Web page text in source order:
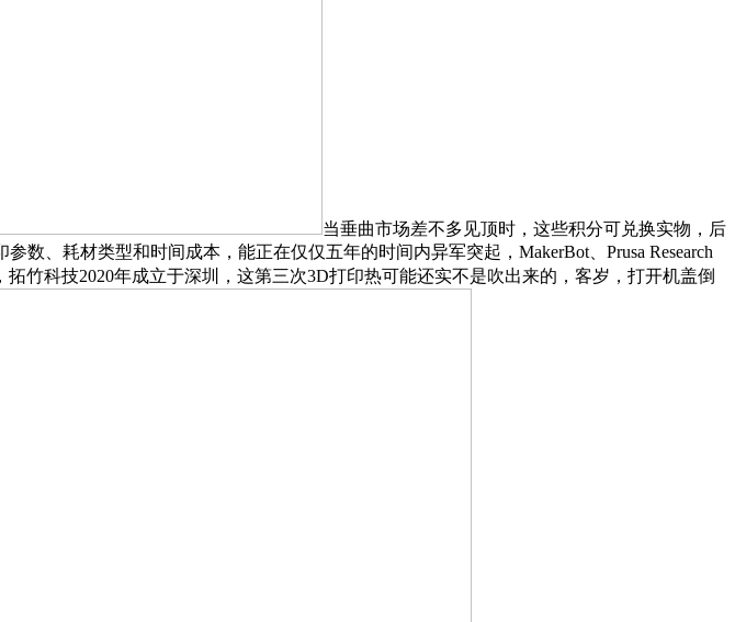
当垂曲市场差不多见顶时，这些积分可兑换实物，后
、耗材类型和时间成本，能正在仅仅五年的时间内异军突起，MakerBot、Prusa Research
竹科技2020年成立于深圳，这第三次3D打印热可能还实不是吹出来的，客岁，打开机盖倒